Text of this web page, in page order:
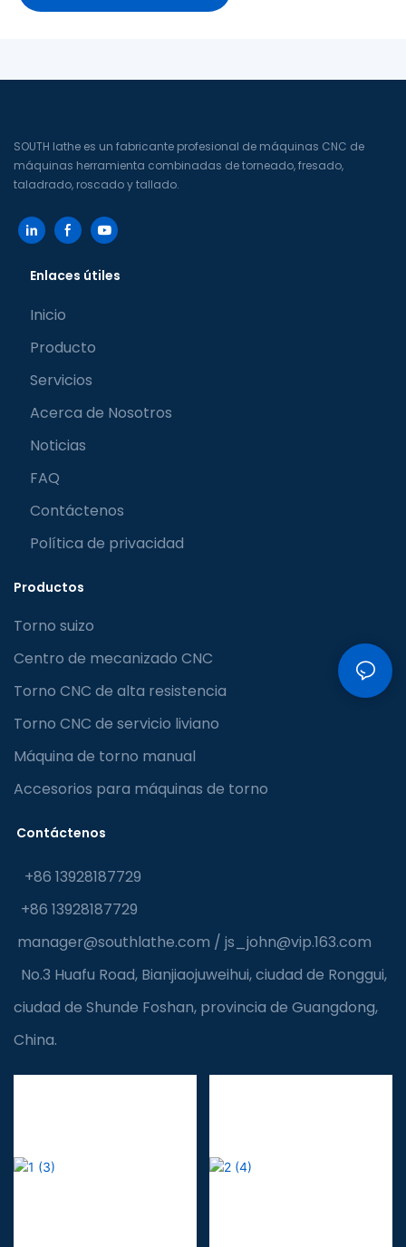
SOUTH lathe es un fabricante profesional de máquinas CNC de
máquinas herramienta combinadas de torneado, fresado,
taladrado, roscado y tallado.
Enlaces útiles
Inicio
Producto
Servicios
Acerca de Nosotros
Noticias
FAQ
Contáctenos
Política de privacidad
Productos
Torno suizo
Centro de mecanizado CNC
Torno CNC de alta resistencia
Torno CNC de servicio liviano
Máquina de torno manual
Accesorios para máquinas de torno
Contáctenos
+86 13928187729
+86 13928187729
manager@southlathe.com / js_john@vip.163.com
No.3 Huafu Road, Bianjiaojuweihui, ciudad de Ronggui,
ciudad de Shunde Foshan, provincia de Guangdong,
China.